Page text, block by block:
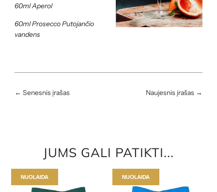
60ml Aperol
60ml Prosecco Putojančio
vandens
← Senesnis įrašas Naujesnis įrašas →
JUMS GALI PATIKTI...
NUOLAIDA NUOLAIDA